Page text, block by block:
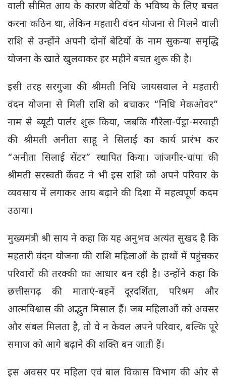
वाली सीमित आय के कारण बेटियों के भविष्य के लिए बचत
करना कठिन था, लेकिन महतारी वंदन योजना से मिलने वाली
राशि से उन्होंने अपनी दोनों बेटियों के नाम सुकन्या समृद्धि
योजना के खाते खुलवाकर हर महीने बचत शुरू की है।
इसी तरह सरगुजा की श्रीमती निधि जायसवाल ने महतारी
वंदन योजना से मिली राशि को बचाकर “निधि मेकओवर”
नाम से ब्यूटी पार्लर शुरू किया, जबकि गौरेला-पेंड्रा-मरवाही
की श्रीमती अनीता साहू ने सिलाई का कार्य प्रारंभ कर
“अनीता सिलाई सेंटर” स्थापित किया। जांजगीर-चांपा की
श्रीमती सरस्वती केंवट ने भी इस राशि को अपने परिवार के
व्यवसाय में लगाकर आय बढ़ाने की दिशा में महत्वपूर्ण कदम
उठाया।
मुख्यमंत्री श्री साय ने कहा कि यह अनुभव अत्यंत सुखद है कि
महतारी वंदन योजना की राशि महिलाओं के हाथों में पहुंचकर
परिवारों की तरक्की का आधार बन रही है। उन्होंने कहा कि
छत्तीसगढ़ की माताएं-बहनें दूरदर्शिता, परिश्रम और
आत्मविश्वास की अद्भुत मिसाल हैं। जब महिलाओं को अवसर
और संबल मिलता है, तो वे न केवल अपने परिवार, बल्कि पूरे
समाज को आगे बढ़ाने की शक्ति बन जाती हैं।
इस अवसर पर महिला एवं बाल विकास विभाग की ओर से